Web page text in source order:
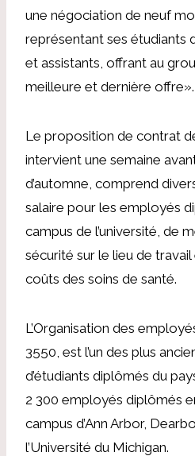
une négociation de neuf
représentant ses étudiants
et assistants, offrant au
meilleure et dernière offre».
Le proposition de contrat
intervient une semaine
d’automne, comprend
salaire pour les employés
campus de l’université, de
sécurité sur le lieu de
coûts des soins de santé.
L’Organisation des
3550, est l’un des plus
d’étudiants diplômés du
2 300 employés diplômés
campus d’Ann Arbor,
l’Université du Michigan.